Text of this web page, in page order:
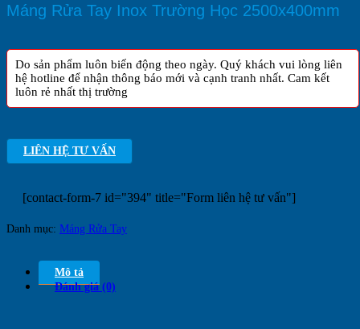
Máng Rửa Tay Inox Trường Học 2500x400mm
Do sản phẩm luôn biến động theo ngày. Quý khách vui lòng liên
hệ hotline để nhận thông báo mới và cạnh tranh nhất. Cam kết
luôn rẻ nhất thị trường
LIÊN HỆ TƯ VẤN
[contact-form-7 id="394" title="Form liên hệ tư vấn"]
Danh mục: Máng Rửa Tay
Mô tả
Đánh giá (0)